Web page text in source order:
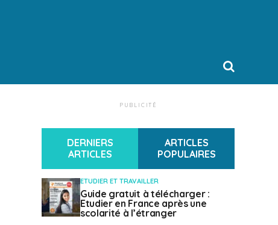
PUBLICITÉ
DERNIERS
ARTICLES
ARTICLES
POPULAIRES
ETUDIER ET TRAVAILLER
Guide gratuit à télécharger :
Etudier en France après une
scolarité à l’étranger